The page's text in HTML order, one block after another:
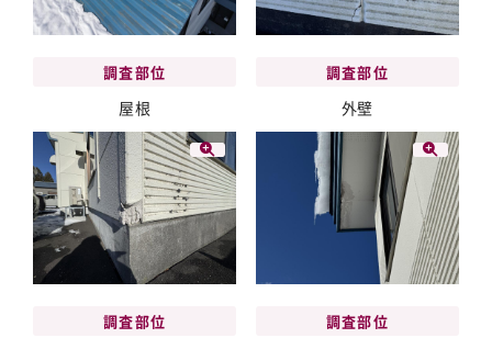
調査部位
屋根
調査部位
外壁
調査部位 調査部位